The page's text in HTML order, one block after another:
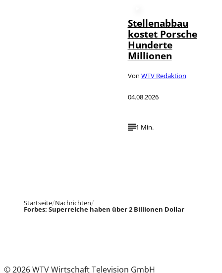
Stellenabbau
kostet Porsche
Hunderte
Millionen
Von WTV Redaktion
04.08.2026
1 Min.
Startseite Nachrichten
Forbes: Superreiche haben über 2 Billionen Dollar
© 2026 WTV Wirtschaft Television GmbH